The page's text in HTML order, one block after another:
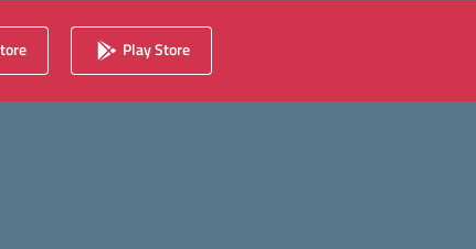
Play Store